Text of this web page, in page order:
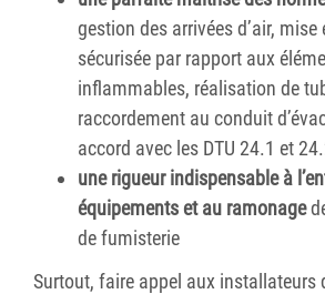
gestion des arrivées d’air, mise
sécurisée par rapport aux
inflammables, réalisation de
raccordement au conduit
accord avec les DTU 24.1 et
une rigueur indispensable à
équipements et au ramonage
de fumisterie
Surtout, faire appel aux installateurs